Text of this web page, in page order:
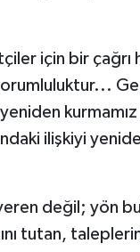
için bir çağrı
ilişkiyi
değil; yön
tutan,